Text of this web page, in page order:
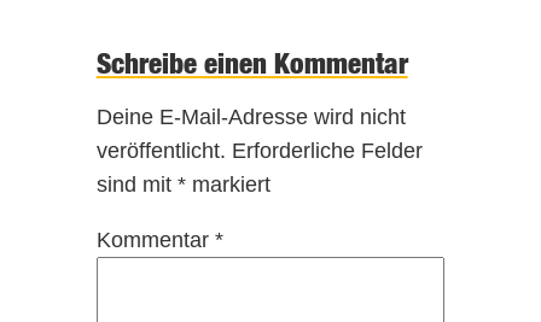
Schreibe einen Kommentar
Deine E-Mail-Adresse wird nicht
veröffentlicht. Erforderliche Felder
sind mit *markiert
Kommentar *